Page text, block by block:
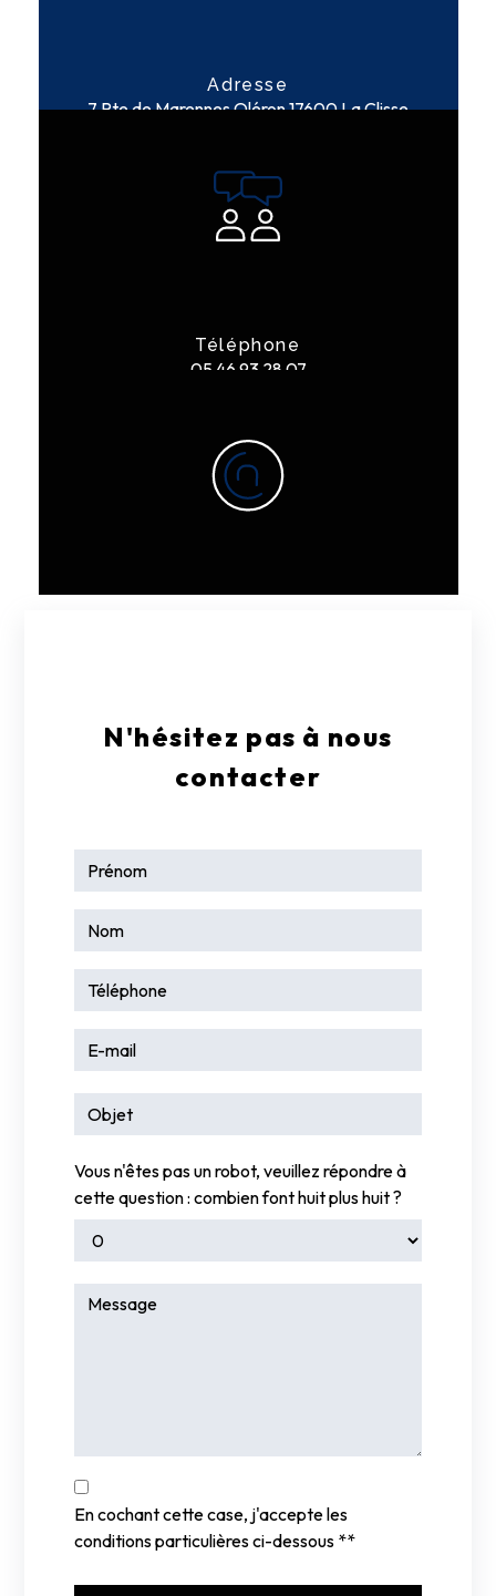
Adresse
7 Rte de Marennes Oléron17600 La Clisse
Téléphone
05 46 93 28 07
N'hésitez pas à nous
contacter
Vous n'êtes pas un robot, veuillez répondre à
cette question : combien font huit plus huit ?
En cochant cette case, j'accepte les
conditions particulières ci-dessous **